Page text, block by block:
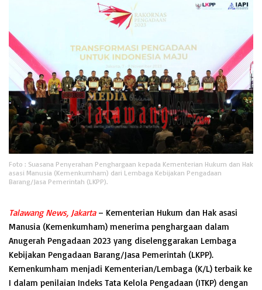
Foto : Suasana Penyerahan Penghargaan kepada Kementerian Hukum dan Hak
asasi Manusia (Kemenkumham) dari Lembaga Kebijakan Pengadaan
Barang/Jasa Pemerintah (LKPP).
Talawang News, Jakarta– Kementerian Hukum dan Hak asasi
Manusia (Kemenkumham) menerima penghargaan dalam
Anugerah Pengadaan 2023 yang diselenggarakan Lembaga
Kebijakan Pengadaan Barang/Jasa Pemerintah (LKPP).
Kemenkumham menjadi Kementerian/Lembaga (K/L) terbaik ke
I dalam penilaian Indeks Tata Kelola Pengadaan (ITKP) dengan